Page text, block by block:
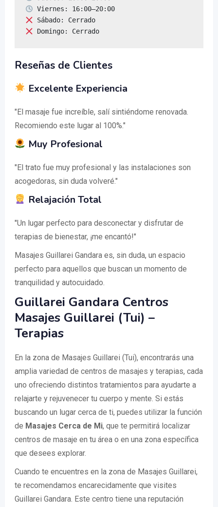
Domingo: Cerrado
Reseñas de Clientes
Excelente Experiencia
"El masaje fue increíble, salí sintiéndome renovada.
Recomiendo este lugar al 100%."
Muy Profesional
"El trato fue muy profesional y las instalaciones son
acogedoras, sin duda volveré."
Relajación Total
"Un lugar perfecto para desconectar y disfrutar de
terapias de bienestar, ¡me encantó!"
Masajes Guillarei Gandara es, sin duda, un espacio
perfecto para aquellos que buscan un momento de
tranquilidad y autocuidado.
Guillarei Gandara Centros
Masajes Guillarei (Tui) –
Terapias
En la zona de Masajes Guillarei (Tui), encontrarás una
amplia variedad de centros de masajes y terapias, cada
uno ofreciendo distintos tratamientos para ayudarte a
relajarte y rejuvenecer tu cuerpo y mente. Si estás
buscando un lugar cerca de ti, puedes utilizar la función
de Masajes Cerca de Mi, que te permitirá localizar
centros de masaje en tu área o en una zona específica
que desees explorar.
Cuando te encuentres en la zona de Masajes Guillarei,
te recomendamos encarecidamente que visites
Guillarei Gandara. Este centro tiene una reputación